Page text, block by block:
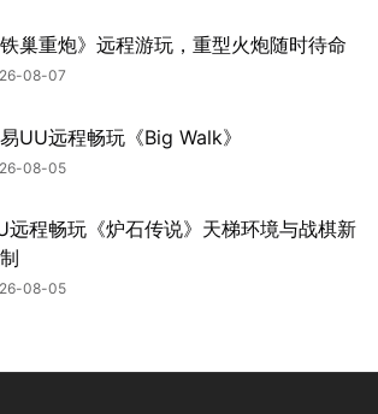
铁巢重炮》远程游玩，重型火炮随时待命
08-07
UU远程畅玩《Big Walk》
08-05
远程畅玩《炉石传说》天梯环境与战棋新
08-05